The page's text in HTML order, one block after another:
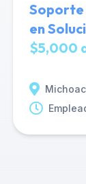
Soporte
en
$5,000